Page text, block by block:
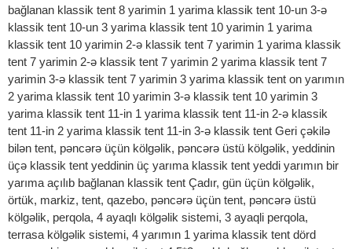
bağlanan klassik tent 8 yarimin 1 yarima klassik tent 10-un 3-ə
klassik tent 10-un 3 yarima klassik tent 10 yarimin 1 yarima
klassik tent 10 yarimin 2-ə klassik tent 7 yarimin 1 yarima klassik
tent 7 yarimin 2-ə klassik tent 7 yarimin 2 yarima klassik tent 7
yarimin 3-ə klassik tent 7 yarimin 3 yarima klassik tent on yarımın
2 yarima klassik tent 10 yarimin 3-ə klassik tent 10 yarimin 3
yarima klassik tent 11-in 1 yarima klassik tent 11-in 2-ə klassik
tent 11-in 2 yarima klassik tent 11-in 3-ə klassik tent Geri çəkilə
bilən tent, pəncərə üçün kölgəlik, pəncərə üstü kölgəlik, yeddinin
üçə klassik tent yeddinin üç yarıma klassik tent yeddi yarımın bir
yarıma açılıb bağlanan klassik tent Çadır, gün üçün kölgəlik,
örtük, markiz, tent, qazebo, pəncərə üçün tent, pəncərə üstü
kölgəlik, perqola, 4 ayaqlı kölgəlik sistemi, 3 ayaqli perqola,
terrasa kölgəlik sistemi, 4 yarımın 1 yarima klassik tent dörd